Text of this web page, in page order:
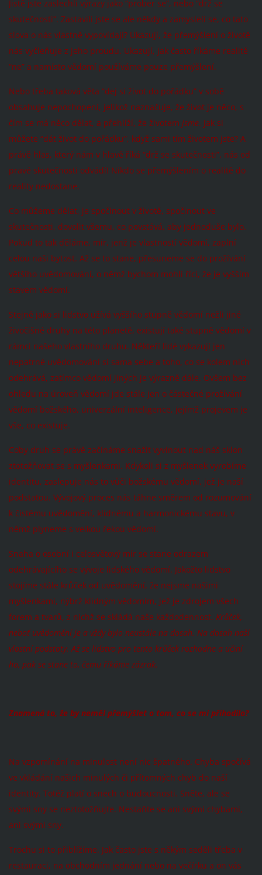
Jistě jste zaslechli výrazy jako “prober se”, nebo “drž se
skutečnosti”. Zastavili jste se ale někdy a zamysleli se, co tato
slova o nás vlastně vypovídají? Ukazují, že přemýšlení o životě
nás vyčleňuje z jeho proudu. Ukazují, jak často říkáme realitě
“ne” a namísto vědomí používáme pouze přemýšlení.
Nebo třeba taková věta “dej si život do pořádku” v sobě
obsahuje nepochopení, jelikož naznačuje, že život je něco, s
čím se má něco dělat, a přehlíží, že životem jsme. Jak si
můžete “dát život do pořádku”, když sami tím životem jste? A
právě hlas, který nám v hlavě říká “drž se skutečnosti”, nás od
pravé skutečnosti odvádí! Nikdo se přemýšlením o realitě do
reality nedostane.
Co můžeme dělat, je spočinout v životě, spočinout ve
skutečnosti, dovolit všemu, co povstává, aby jednoduše bylo.
Pokud to tak děláme, mír, jenž je vlastností vědomí, zaplní
celou naši bytost. Až se to stane, přesuneme se do prožívání
většího uvědomování, o němž bychom mohli říci, že je vyšším
stavem vědomí.
Stejně jako si lidstvo užívá vyššího stupně vědomí nežli jiné
živočišné druhy na této planetě, existují také stupně vědomí v
rámci našeho vlastního druhu. Někteří lidé vykazují jen
nepatrné uvědomování si sama sebe a toho, co se kolem nich
odehrává, zatímco vědomí jiných je výrazně dále. Ovšem bez
ohledu na úroveň vědomí jde stále jen o částečné prožívání
vědomí božského, univerzální inteligence, jejímž projevem je
vše, co existuje.
Coby druh se právě začínáme snažit vyvinout nad náš sklon
ztotožňovat se s myšlenkami. Kdykoli si z myšlenek vyrobíme
identitu, zaslepuje nás to vůči božskému vědomí, jež je naší
podstatou. Vývojový proces nás táhne směrem od rozumování
k čistému uvědomění, klidnému a harmonickému stavu, v
němž plyneme s velkou řekou vědomí.
Snaha o osobní i celosvětový mír se stane odrazem
odehrávajícího se vývoje lidského vědomí. Jakožto lidstvo
stojíme stále krůček od uvědomění, že nejsme našimi
myšlenkami, nýbrž klidným vědomím, jež je zdrojem všech
forem a tvarů, z nichž se skládá naše každodennost. Krůček,
neboť uvědomění je a vždy bylo neustále na dosah. Na dosah naší
vlastní podstaty. Až se lidstvo pro tento krůček rozhodne a učiní
ho, pak se stane to, čemu říkáme zázrak.
Znamená to, že by neměl přemýšlet o tom, co se mi přihodilo?
Na vzpomínání na minulost není nic špatného. Chyba spočívá
ve vkládání našich minulých či přítomných chyb do naší
identity. Totéž platí o snech o budoucnosti. Sněte, ale se
svými sny se neztotožňujte. Nestaňte se ani svými chybami,
ani svými sny.
Trochu si to přiblížíme. Jak často jste s někým seděli třeba v
restauraci, na obchodním jednání nebo na večírku a on vás